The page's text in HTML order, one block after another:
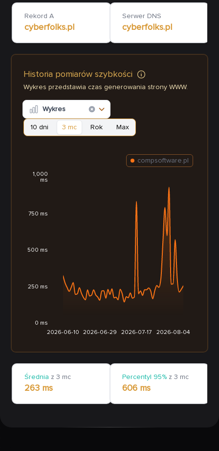
Rekord A
cyberfolks.pl
Serwer DNS
cyberfolks.pl
Historia pomiarów szybkości
Wykres przedstawia czas generowania strony WWW.
Wykres
10 dni 3 mc Rok Max
2026-06-10 2026-06-29 2026-07-17 2026-08-04
0 ms
250 ms
500 ms
750 ms
1,000
ms
compsoftware.pl
Średnia z 3 mc
263 ms
Percentyl 95% z 3 mc
606 ms